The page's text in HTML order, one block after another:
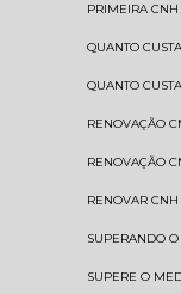
PRIMEIRA
QUANTO
QUANTO
RENOVAÇÃO
RENOVAÇÃO
RENOVAR
SUPERANDO
SUPERE O